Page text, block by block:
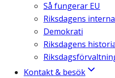
Så fungerar EU
Riksdagens
Demokrati
Riksdagens
Kontakt & besök